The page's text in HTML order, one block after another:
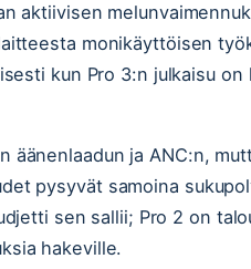
aktiivisen
monikäyttöisen
kun Pro 3:n julkaisu
äänenlaadun ja ANC:n,
pysyvät samoina
sen sallii; Pro 2 on
hakeville.